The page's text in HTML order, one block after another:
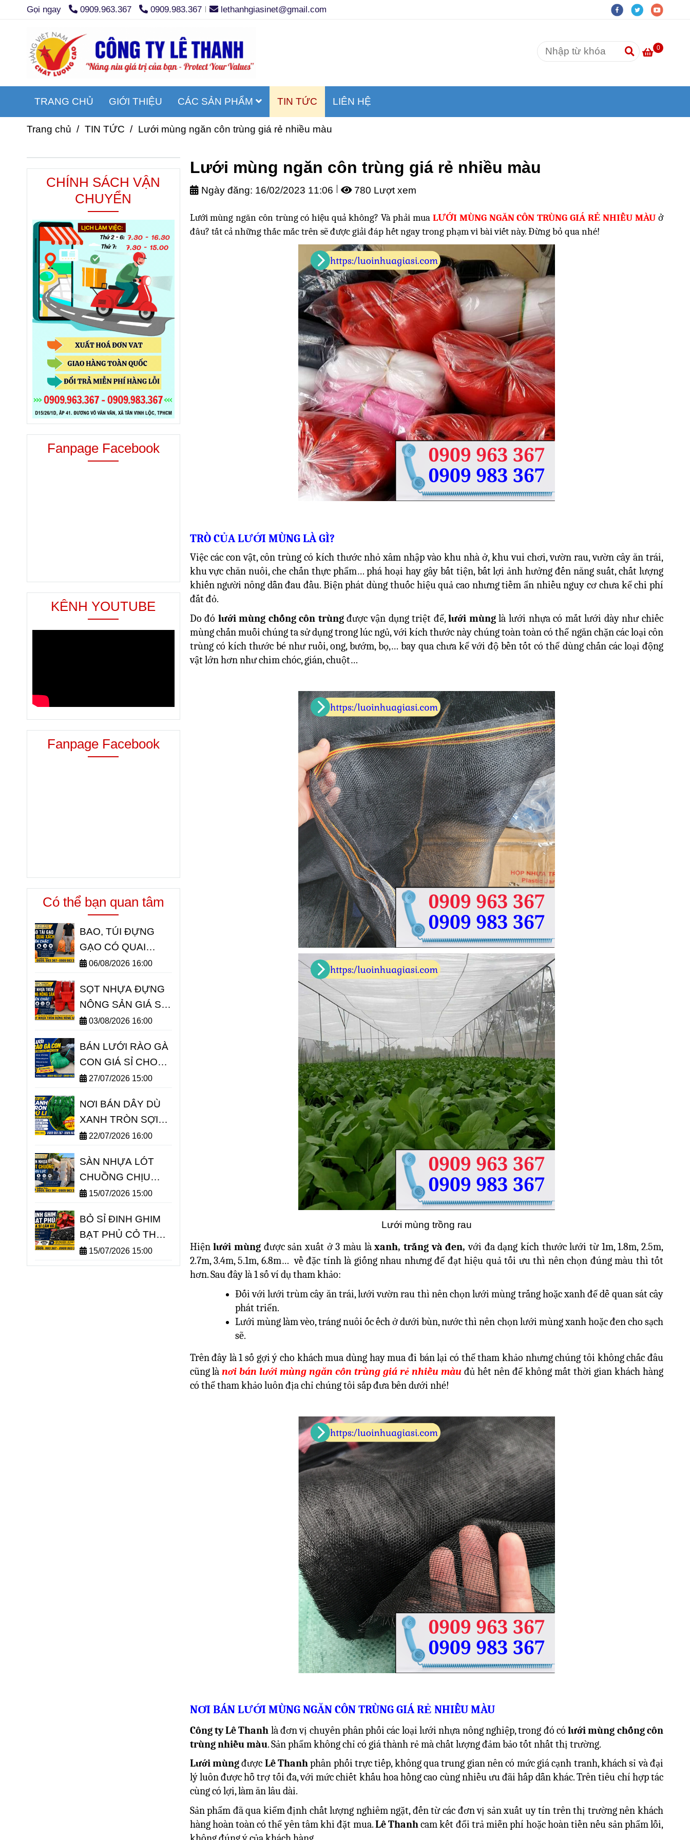
Gọi ngay 0909.963.367 0909.983.367 lethanhgiasinet@gmail.com
0
TRANG CHỦ GIỚI THIỆU CÁC SẢN PHẨM TIN TỨC LIÊN HỆ
Trang chủ / TIN TỨC / Lưới mùng ngăn côn trùng giá rẻ nhiều màu
Lưới mùng ngăn côn trùng giá rẻ nhiều màu
Ngày đăng: 16/02/2023 11:06 780 Lượt xem
Lưới mùng ngăn côn trùng có hiệu quả không? Và phải mua LƯỚI MÙNG NGĂN CÔN TRÙNG GIÁ RẺ NHIỀU MÀU ở
đâu? tất cả những thắc mắc trên sẽ được giải đáp hết ngay trong phạm vi bài viết này. Đừng bỏ qua nhé!
TRÒ CỦA LƯỚI MÙNG LÀ GÌ?
Việc các con vật, côn trùng có kích thước nhỏ xâm nhập vào khu nhà ở, khu vui chơi, vườn rau, vườn cây ăn trái,
khu vực chăn nuôi, che chắn thực phẩm… phá hoại hay gây bất tiện, bất lợi ảnh hưởng đến năng suất, chất lượng
khiến người nông dẫn đau đầu. Biện phát dùng thuốc hiệu quả cao nhưng tiềm ẩn nhiều nguy cơ chưa kể chi phí
đắt đỏ.
Do đó lưới mùng chống côn trùngđược vận dụng triệt để,lưới mùnglà lưới nhựa có mắt lưới dày như chiếc
mùng chắn muỗi chúng ta sử dụng trong lúc ngủ, với kích thước này chúng toàn toàn có thể ngăn chặn các loại côn
trùng có kích thước bé như ruồi, ong, bướm, bọ,… bay qua chưa kể với độ bền tốt có thể dùng chắn các loại động
vật lớn hơn như chim chóc, gián, chuột…
Lưới mùng trồng rau
Hiệnlưới mùngđược sản xuất ở 3 màu làxanh, trắng và đen, với đa dạng kích thước lưới từ 1m, 1.8m, 2.5m,
2.7m, 3.4m, 5.1m, 6.8m… về đặc tính là giống nhau nhưng để đạt hiệu quả tối ưu thì nên chọn đúng màu thì tốt
hơn. Sau đây là 1 số ví dụ tham khảo:
Đối với lưới trùm cây ăn trái, lưới vườn rau thì nên chọn lưới mùng trắng hoặc xanh để dễ quan sát cây
phát triển.
Lưới mùng làm vèo, tráng nuôi ốc ếch ở dưới bùn, nước thì nên chọn lưới mùng xanh hoặc đen cho sạch
sẽ.
Trên đây là 1 số gợi ý cho khách mua dùng hay mua đi bán lại có thể tham khảo nhưng chúng tôi không chắc đâu
cũng lànơi bán lưới mùng ngăn côn trùng giá rẻ nhiều màu đủ hết nên để không mất thời gian khách hàng
có thể tham khảo luôn địa chỉ chúng tôi sắp đưa bên dưới nhé!
NƠI BÁN LƯỚI MÙNG NGĂN CÔN TRÙNG GIÁ RẺ NHIỀU MÀU
Công ty Lê Thanh là đơn vị chuyên phân phối các loại lưới nhựa nông nghiệp, trong đó cólưới mùng chống côn
trùng nhiều màu. Sản phẩm không chỉ có giá thành rẻ mà chất lượng đảm bảo tốt nhất thị trường.
Lưới mùngđược Lê Thanhphân phối trực tiếp, không qua trung gian nên có mức giá cạnh tranh, khách sỉ và đại
lý luôn được hỗ trợ tối đa, với mức chiết khấu hoa hồng cao cùng nhiều ưu đãi hấp dẫn khác. Trên tiêu chí hợp tác
cùng có lợi, làm ăn lâu dài.
Sản phẩm đã qua kiểm định chất lượng nghiêm ngặt, đến từ các đơn vị sản xuất uy tín trên thị trường nên khách
hàng hoàn toàn có thể yên tâm khi đặt mua.Lê Thanhcam kết đổi trả miễn phí hoặc hoàn tiền nếu sản phẩm lỗi,
CHÍNH SÁCH VẬN
CHUYỂN
Fanpage Facebook
KÊNH YOUTUBE
Fanpage Facebook
Có thể bạn quan tâm
BAO, TÚI ĐỰNG
GẠO CÓ QUAI
XÁCH 5KG 10KG
06/08/2026 16:00
SỌT NHỰA ĐỰNG
NÔNG SẢN GIÁ SỈ
RẺ TPHCM
03/08/2026 16:00
BÁN LƯỚI RÀO GÀ
CON GIÁ SỈ CHO
TRẠI GÀ
27/07/2026 15:00
NƠI BÁN DÂY DÙ
XANH TRÒN SỢI
NHỎ GIÁ BỎ SỈ
22/07/2026 16:00
SÀN NHỰA LÓT
CHUỒNG CHỊU
LỰC TỐT GIÁ
15/07/2026 15:00
BỎ SỈ ĐINH GHIM
BẠT PHỦ CỎ THEO
KÍ15/07/2026 15:00